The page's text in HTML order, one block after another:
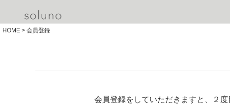
HOME 会員登録
会員登録をしていただきますと、２